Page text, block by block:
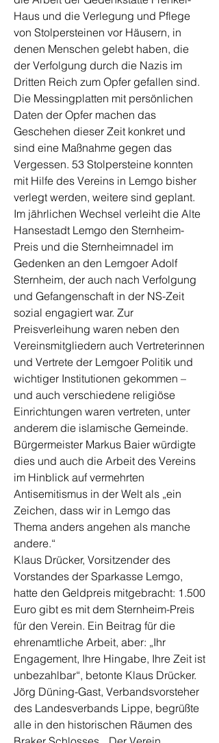
Haus und die Verlegung und Pflege
von Stolpersteinen vor Häusern, in
denen Menschen gelebt haben, die
der Verfolgung durch die Nazis im
Dritten Reich zum Opfer gefallen sind.
Die Messingplatten mit persönlichen
Daten der Opfer machen das
Geschehen dieser Zeit konkret und
sind eine Maßnahme gegen das
Vergessen. 53 Stolpersteine konnten
mit Hilfe des Vereins in Lemgo bisher
verlegt werden, weitere sind geplant.
Im jährlichen Wechsel verleiht die Alte
Hansestadt Lemgo den Sternheim-
Preis und die Sternheimnadel im
Gedenken an den Lemgoer Adolf
Sternheim, der auch nach Verfolgung
und Gefangenschaft in der NS-Zeit
sozial engagiert war. Zur
Preisverleihung waren neben den
Vereinsmitgliedern auch Vertreterinnen
und Vertrete der Lemgoer Politik und
wichtiger Institutionen gekommen –
und auch verschiedene religiöse
Einrichtungen waren vertreten, unter
anderem die islamische Gemeinde.
Bürgermeister Markus Baier würdigte
dies und auch die Arbeit des Vereins
im Hinblick auf vermehrten
Antisemitismus in der Welt als „ein
Zeichen, dass wir in Lemgo das
Thema anders angehen als manche
andere.“
Klaus Drücker, Vorsitzender des
Vorstandes der Sparkasse Lemgo,
hatte den Geldpreis mitgebracht: 1.500
Euro gibt es mit dem Sternheim-Preis
für den Verein. Ein Beitrag für die
ehrenamtliche Arbeit, aber: „Ihr
Engagement, Ihre Hingabe, Ihre Zeit ist
unbezahlbar“, betonte Klaus Drücker.
Jörg Düning-Gast, Verbandsvorsteher
des Landesverbands Lippe, begrüßte
alle in den historischen Räumen des